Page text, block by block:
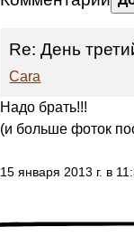
Re: День
Cara
Надо брать!!!
(и больше фоток
15 января 2013 г. в